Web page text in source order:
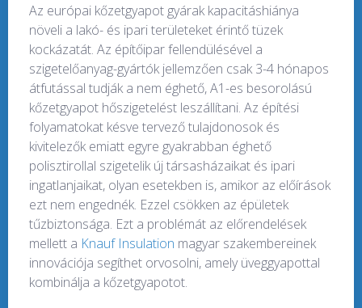
Az európai kőzetgyapot gyárak kapacitáshiánya
növeli a lakó- és ipari területeket érintő tüzek
kockázatát. Az építőipar fellendülésével a
szigetelőanyag-gyártók jellemzően csak 3-4 hónapos
átfutással tudják a nem éghető, A1-es besorolású
kőzetgyapot hőszigetelést leszállítani. Az építési
folyamatokat késve tervező tulajdonosok és
kivitelezők emiatt egyre gyakrabban éghető
polisztirollal szigetelik új társasházaikat és ipari
ingatlanjaikat, olyan esetekben is, amikor az előírások
ezt nem engednék. Ezzel csökken az épületek
tűzbiztonsága. Ezt a problémát az előrendelések
mellett a Knauf Insulation magyar szakembereinek
innovációja segíthet orvosolni, amely üveggyapottal
kombinálja a kőzetgyapotot.